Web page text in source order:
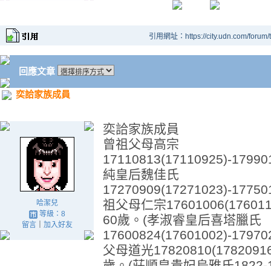
引用網址：https://city.udn.com/
回應文章
奕詥家族成員
哈潔兒
等級：8
留言｜ 加入好友
奕詥家族成員
曾祖父母高宗
17110813(17110925)-
純皇后魏佳氏
17270909(17271023)-
祖父母仁宗
60歲。(孝淑睿皇后喜塔臘氏
17600824(17601002)-
父母道光